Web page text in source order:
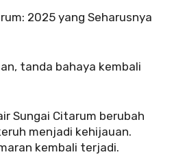
2025 yang Seharusnya
tanda bahaya kembali
Sungai Citarum berubah
menjadi kehijauan.
kembali terjadi.